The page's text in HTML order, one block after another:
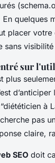
quelques
placer
sans
sur
plus
à
pas
claire,
SEO doit